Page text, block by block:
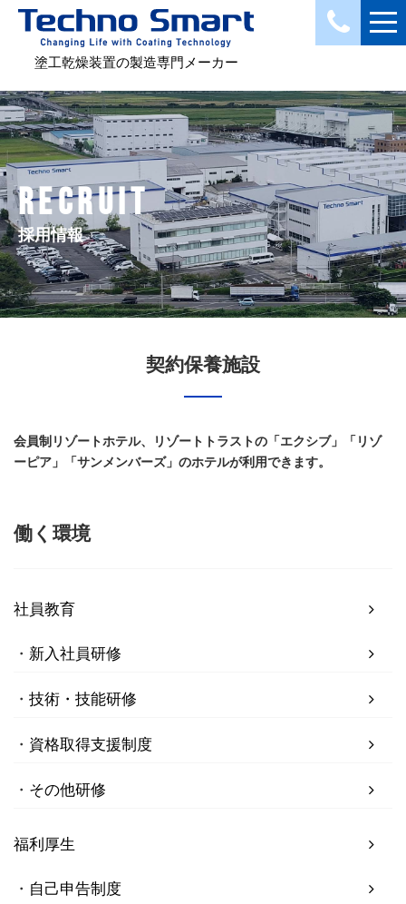
塗工乾燥装置の製造専門メーカー
RECRUIT
採用情報
働く環境
社員教育
新入社員研修
技術・技能研修
資格取得支援制度
その他研修
福利厚生
自己申告制度
契約保養施設
会員制リゾートホテル、リゾートトラストの「エクシブ」「リゾ
ーピア」「サンメンバーズ」のホテルが利用できます。